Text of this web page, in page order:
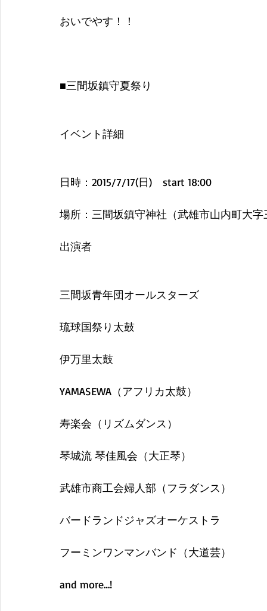
おいでやす！！
■三間坂鎮守夏祭り
イベント詳細
日時：2015/7/17(日)　start 18:00
場所：三間坂鎮守神社（武雄市山内町大字
出演者
三間坂青年団オールスターズ
琉球国祭り太鼓
伊万里太鼓
YAMASEWA（アフリカ太鼓）
寿楽会（リズムダンス）
琴城流 琴佳風会（大正琴）
武雄市商工会婦人部（フラダンス）
バードランドジャズオーケストラ
フーミンワンマンバンド（大道芸）
and more…!